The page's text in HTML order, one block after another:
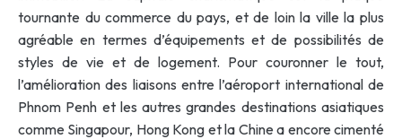
tournante du commerce du pays, et de loin la ville la plus
agréable en termes d’équipements et de possibilités de
styles de vie et de logement. Pour couronner le tout,
l’amélioration des liaisons entre l’aéroport international de
Phnom Penh et les autres grandes destinations asiatiques
comme Singapour, Hong Kong et la Chine a encore cimenté